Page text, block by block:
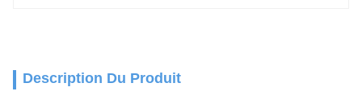
Description Du Produit